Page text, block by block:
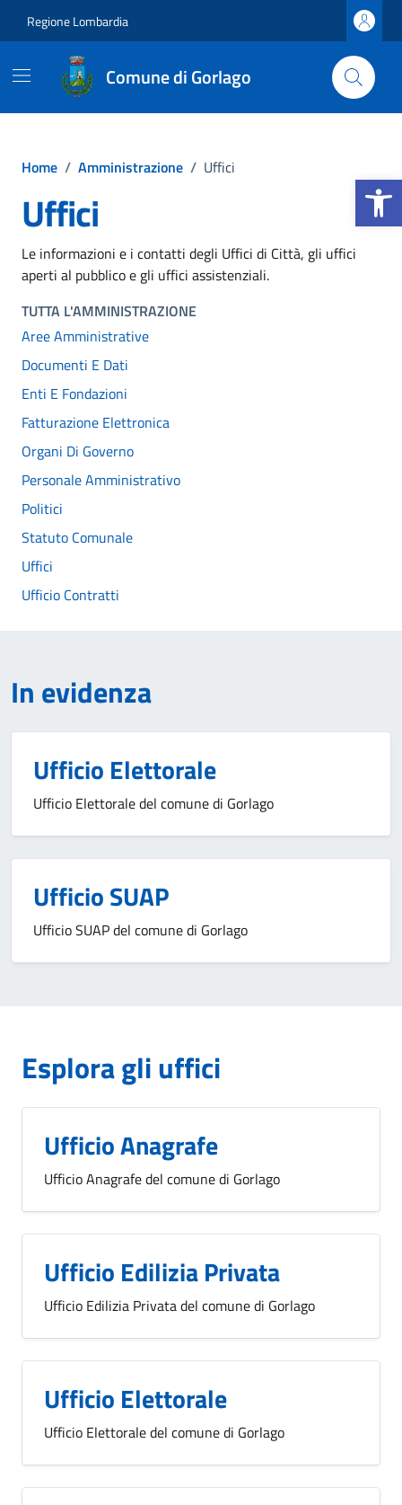
Apri la
Regione Lombardia
Comune di Gorlago
Home / Amministrazione / Uffici
Uffici
Le informazioni e i contatti degli Uffici di Città, gli uffici
aperti al pubblico e gli uffici assistenziali.
TUTTA L'AMMINISTRAZIONE
Aree Amministrative
Documenti E Dati
Enti E Fondazioni
Fatturazione Elettronica
Organi Di Governo
Personale Amministrativo
Politici
Statuto Comunale
Uffici
Ufficio Contratti
In evidenza
Ufficio Elettorale
Ufficio Elettorale del comune di Gorlago
Ufficio SUAP
Ufficio SUAP del comune di Gorlago
Esplora gli uffici
Ufficio Anagrafe
Ufficio Anagrafe del comune di Gorlago
Ufficio Edilizia Privata
Ufficio Edilizia Privata del comune di Gorlago
Ufficio Elettorale
Ufficio Elettorale del comune di Gorlago